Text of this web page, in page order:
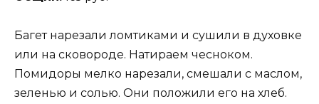
Багет нарезали ломтиками и сушили в духовке
или на сковороде. Натираем чесноком.
Помидоры мелко нарезали, смешали с маслом,
зеленью и солью. Они положили его на хлеб.